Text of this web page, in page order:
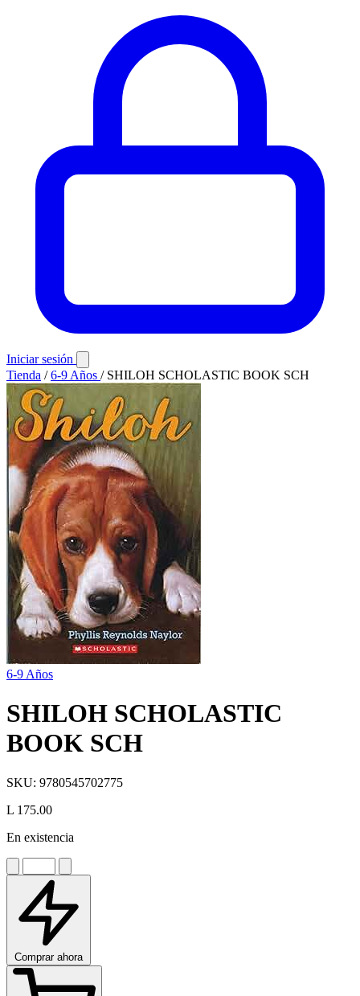
Iniciar sesión
Tienda / 6-9 Años / SHILOH SCHOLASTIC BOOK SCH
6-9 Años
SHILOH SCHOLASTIC
BOOK SCH
SKU: 9780545702775
L 175.00
En existencia
Comprar ahora